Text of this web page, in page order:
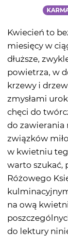
Kwiecień to
miesięcy w
dłuższe,
powietrza, w
krzewy i
zmysłami
chęci do
do zawierania
związków
w kwietniu
warto szukać,
Różowego
na ową
do lektury